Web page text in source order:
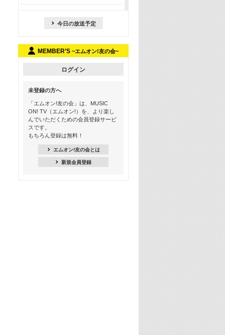
今も昔も愛される鉄板カラオケメドレ
ー【歌詞入り】 一挙5時間！
13:30
Apple Music カウントダウン 20
16:30
あのころK-POPヒッツ! 2018→2021年
18:30
M-ON! Countdown K
今日の放送予定
MEMBER’S ~エムオン!友の会~
ログイン
未登録の方へ
「エムオン!友の会」は、MUSIC
ON! TV（エムオン!）を、より楽し
んでいただくための会員登録サービ
スです。
もちろん登録は無料！
エムオン!友の会とは
新規会員登録